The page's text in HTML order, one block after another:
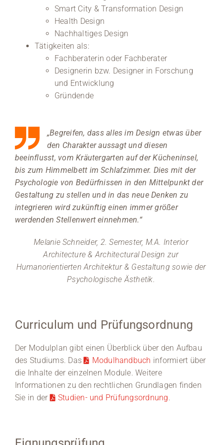
Smart City & Transformation Design
Health Design
Nachhaltiges Design
Tätigkeiten als:
Fachberaterin oder Fachberater
Designerin bzw. Designer in Forschung
und Entwicklung
Gründende
„Begreifen, dass alles im Design etwas über
den Charakter aussagt und diesen
beeinflusst, vom Kräutergarten auf der Kücheninsel,
bis zum Himmelbett im Schlafzimmer. Dies mit der
Psychologie von Bedürfnissen in den Mittelpunkt der
Gestaltung zu stellen und in das neue Denken zu
integrieren wird zukünftig einen immer größer
werdenden Stellenwert einnehmen.“
Melanie Schneider, 2. Semester, M.A. Interior
Architecture & Architectural Design zur
Humanorientierten Architektur & Gestaltung sowie der
Psychologische Ästhetik.
Curriculum und Prüfungsordnung
Der Modulplan gibt einen Überblick über den Aufbau
des Studiums. Das
Modulhandbuch informiert über
die Inhalte der einzelnen Module. Weitere
Informationen zu den rechtlichen Grundlagen finden
Sie in der
Studien- und Prüfungsordnung.